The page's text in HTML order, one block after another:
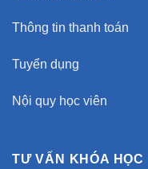
Thông tin thanh toán
Tuyển dụng
Nội quy học viên
TƯ VẤN KHÓA HỌC